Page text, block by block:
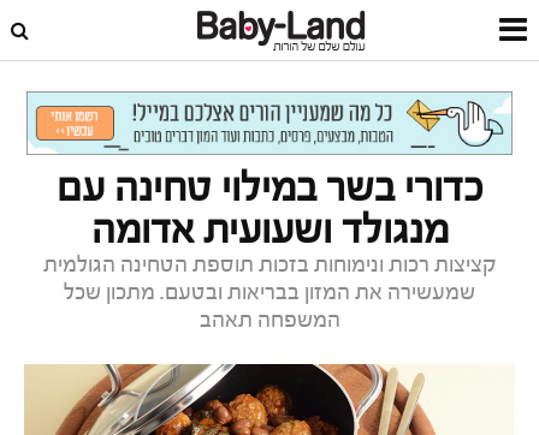
מתכונים
כדורי בשר במילוי טחינה עם
מנגולד ושעועית אדומה
קציצות רכות ונימוחות בזכות תוספת הטחינה הגולמית
שמעשירה את המזון בבריאות ובטעם. מתכון שכל
המשפחה תאהב